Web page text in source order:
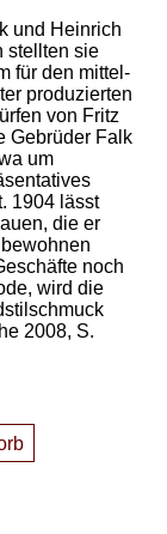
und Heinrich
stellten sie
für den mittel-
produzierten
von Fritz
Gebrüder Falk
um
1904 lässt
die er
noch
wird die
2008, S.